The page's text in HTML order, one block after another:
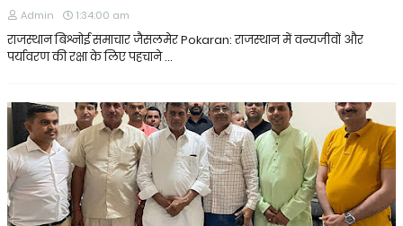
Admin 1:34:00 am
राजस्थान बिश्नोई समाचार जैसलमेर Pokaran: राजस्थान में वन्यजीवों और
पर्यावरण की रक्षा के लिए पहचाने …